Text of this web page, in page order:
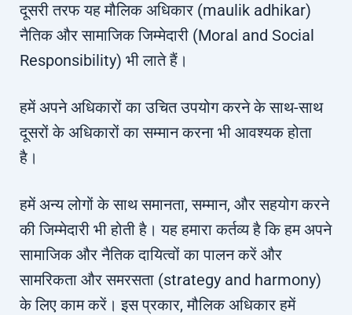
दूसरी तरफ यह मौलिक अधिकार (maulik adhikar)
नैतिक और सामाजिक जिम्मेदारी (Moral and Social
Responsibility) भी लाते हैं।
हमें अपने अधिकारों का उचित उपयोग करने के साथ-साथ
दूसरों के अधिकारों का सम्मान करना भी आवश्यक होता
है।
हमें अन्य लोगों के साथ समानता, सम्मान, और सहयोग करने
की जिम्मेदारी भी होती है। यह हमारा कर्तव्य है कि हम अपने
सामाजिक और नैतिक दायित्वों का पालन करें और
सामरिकता और समरसता (strategy and harmony)
के लिए काम करें। इस प्रकार, मौलिक अधिकार हमें